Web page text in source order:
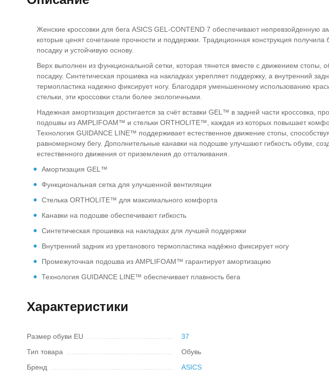
Женские кроссовки для бега ASICS GEL-CONTEND 7 обеспечивают непревзойденную
которые ценят сочетание прочности и поддержки. Традиционная конструкция получила
посадку и устойчивую основу.
Верх выполнен из функциональной сетки, которая тянется вместе с движением стопы,
посадку. Синтетическая прошивка на накладках укрепляет поддержку, а внутренний
термопластика надежно фиксирует ногу. Благодаря уменьшенному использованию
стельки, эти кроссовки стали более экологичными.
Надежная амортизация достигается за счёт вставки GEL™ в задней части кроссовка,
подошвы из AMPLIFOAM™ и стельки ORTHOLITE™, каждая из которых повышает
Технология GUIDANCE LINE™ поддерживает естественное движение стопы,
равномерному бегу. Дополнительные канавки на подошве улучшают гибкость обуви,
естественного движения от приземления до отталкивания.
Амортизация GEL™
Функциональная сетка для улучшенной вентиляции
Стелька ORTHOLITE™ для максимального комфорта
Канавки на подошве обеспечивают гибкость
Синтетическая прошивка на накладках для лучшей поддержки
Внутренний задник из уретанового термопластика надёжно фиксирует ногу
Промежуточная подошва из AMPLIFOAM™ гарантирует амортизацию
Технология GUIDANCE LINE™ обеспечивает плавность бега
Характеристики
Размер обуви EU
37
Тип товара
Обувь
Бренд
ASICS